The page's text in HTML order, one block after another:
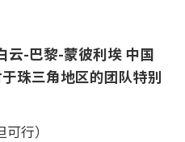
云-巴黎-蒙彼利埃 中国
珠三角地区的团队特别
行）